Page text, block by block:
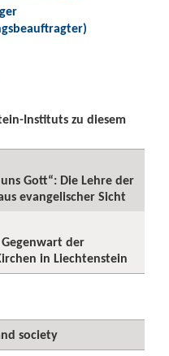
Instituts zu diesem
Gott“: Die Lehre der
evangelischer Sicht
der
in Liechtenstein
society